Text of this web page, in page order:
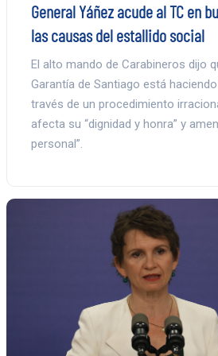
General Yáñez acude al TC en
las causas del estallido social
El alto mando de Carabineros dijo
Garantía de Santiago está
través de un procedimiento
afecta su “dignidad y honra” y
personal”.